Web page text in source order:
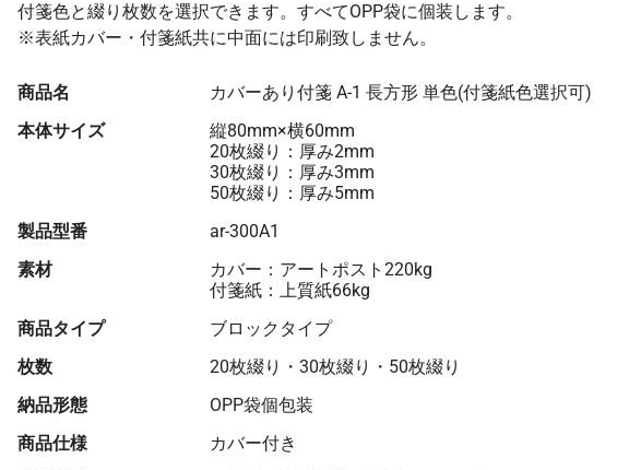
付箋色と綴り枚数を選択できます。すべてOPP袋に個装します。
※表紙カバー・付箋紙共に中面には印刷致しません。
商品名
カバーあり付箋 A-1 長方形 単色(付箋紙色選択可)
本体サイズ
縦80mm×横60mm
20枚綴り：厚み2mm
30枚綴り：厚み3mm
50枚綴り：厚み5mm
製品型番
ar-300A1
素材
カバー：アートポスト220kg
付箋紙：上質紙66kg
商品タイプ
ブロックタイプ
枚数
20枚綴り・30枚綴り・50枚綴り
納品形態
OPP袋個包装
商品仕様
カバー付き